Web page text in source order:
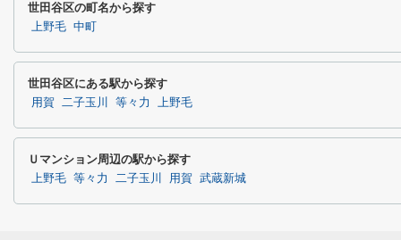
世田谷区の町名から探す
上野毛 中町
世田谷区にある駅から探す
用賀 二子玉川 等々力 上野毛
Ｕマンション周辺の駅から探す
上野毛 等々力 二子玉川 用賀 武蔵新城